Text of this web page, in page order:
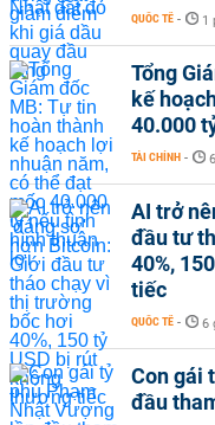
QUỐC TẾ - 1
Tổng
kế
40.000
TÀI CHÍNH -
AI trở
đầu tư
40%,
tiếc
QUỐC TẾ - 6
Con gái
đầu